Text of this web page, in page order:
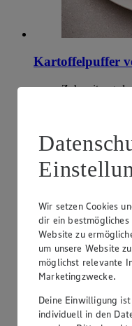
Kartoffelpuffer
Wir setzen Cookies
dir ein
Website zu
um unsere Website
möglichst relevante
Marketingzwecke.
Deine Einwilligung
individuell in den